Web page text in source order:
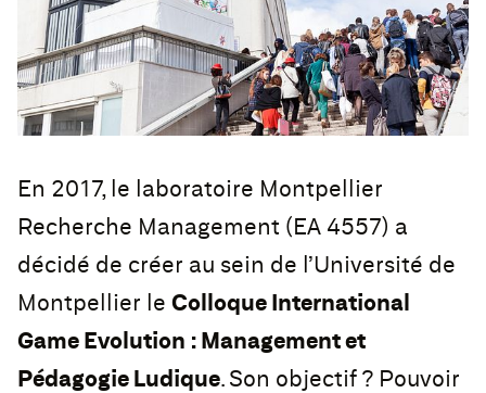
En 2017, le laboratoire Montpellier
Recherche Management (EA 4557) a
décidé de créer au sein de l’Université de
Montpellier le Colloque International
Game Evolution : Management et
Pédagogie Ludique. Son objectif ? Pouvoir